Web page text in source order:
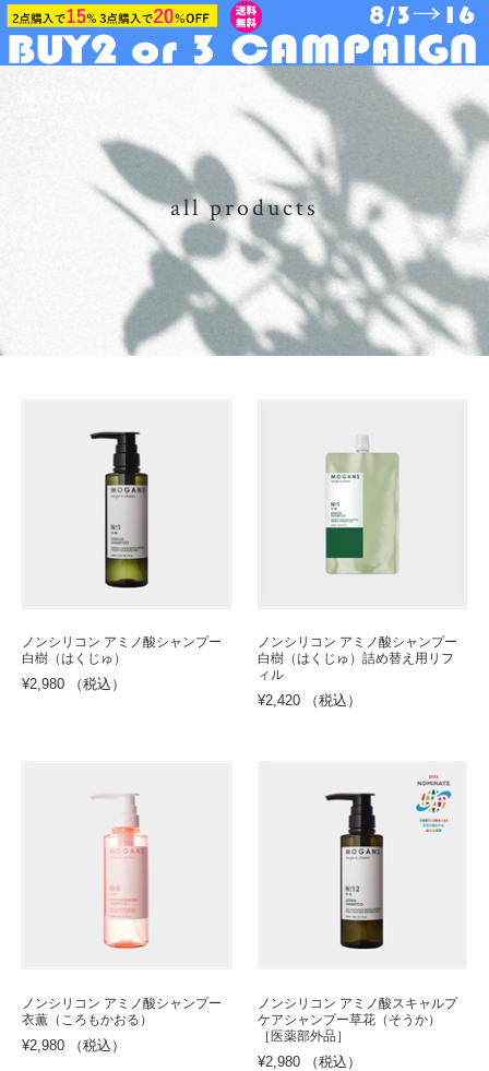
all products
ノンシリコン アミノ酸シャンプー
白樹（はくじゅ）
¥2,980 （税込）
ノンシリコン アミノ酸シャンプー
白樹（はくじゅ）詰め替え用リフ
ィル
¥2,420 （税込）
ノンシリコン アミノ酸シャンプー
衣薫（ころもかおる）
¥2,980 （税込）
ノンシリコン アミノ酸スキャルプ
ケアシャンプー草花（そうか）
［医薬部外品］
¥2,980 （税込）